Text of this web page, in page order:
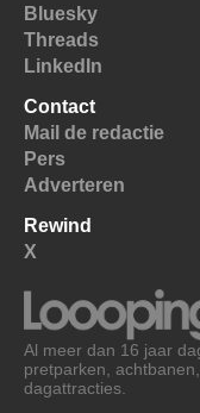
Bluesky
Threads
LinkedIn
Contact
Mail de redactie
Pers
Adverteren
Rewind
X
Al meer dan 16 jaar
pretparken,
dagattracties.